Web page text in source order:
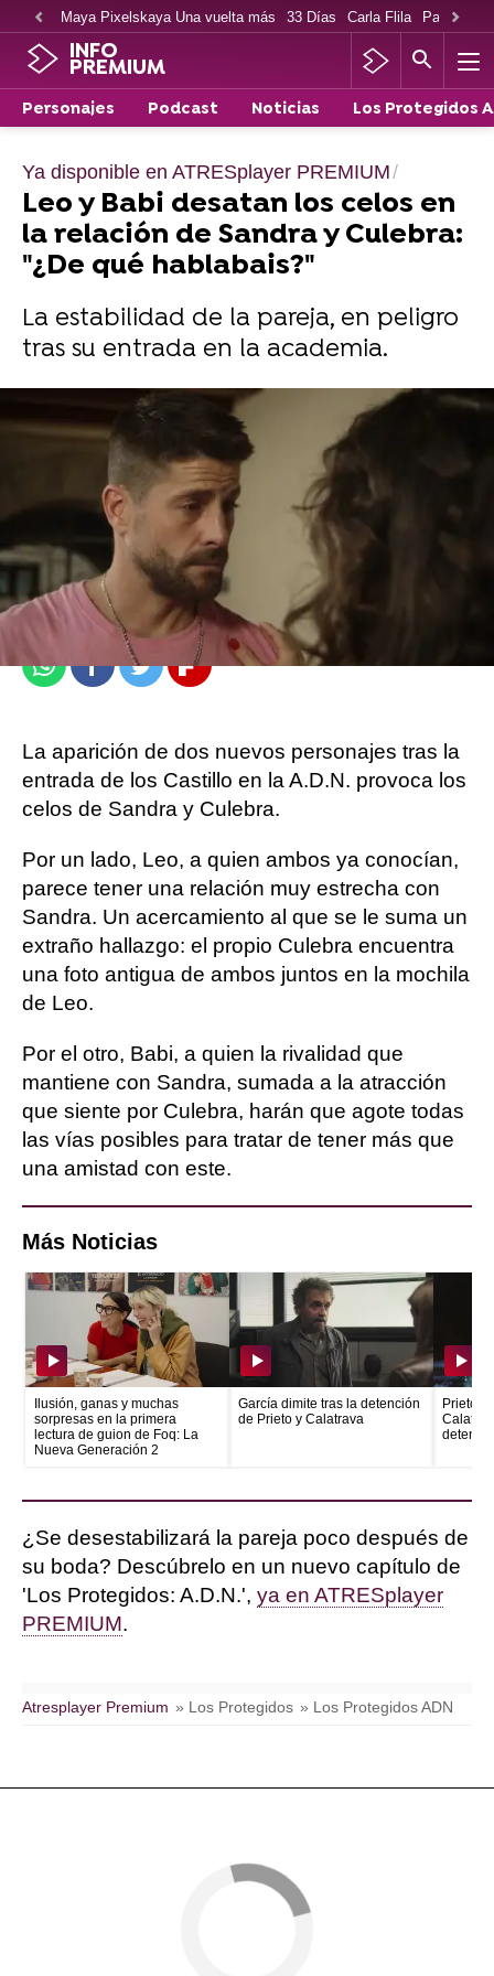
Maya Pixelskaya Una vuelta más 33 Días Carla Flila Paco
INFO
PREMIUM
Personajes Podcast Noticias Los Protegidos
Ya disponible en ATRESplayer PREMIUM
Leo y Babi desatan los celos en
la relación de Sandra y Culebra:
"¿De qué hablabais?"
La estabilidad de la pareja, en peligro
tras su entrada en la academia.
atresplayer
Publicado:01 de enero de 2023, 18:59
WhatsappFacebook
TwitterFlipboard
La aparición de dos nuevos personajes tras la
entrada de los Castillo en la A.D.N. provoca los
celos de Sandra y Culebra.
Por un lado, Leo, a quien ambos ya conocían,
parece tener una relación muy estrecha con
Sandra. Un acercamiento al que se le suma un
extraño hallazgo: el propio Culebra encuentra
una foto antigua de ambos juntos en la mochila
de Leo.
Por el otro, Babi, a quien la rivalidad que
mantiene con Sandra, sumada a la atracción
que siente por Culebra, harán que agote todas
las vías posibles para tratar de tener más que
una amistad con este.
Más Noticias
Ilusión, ganas y muchas
sorpresas en la primera
lectura de guion de Foq: La
Nueva Generación 2
García dimite tras la detención
de Prieto y Calatrava
Prieto
¿Se desestabilizará la pareja poco después de
su boda? Descúbrelo en un nuevo capítulo de
'Los Protegidos: A.D.N.', ya en ATRESplayer
PREMIUM.
Atresplayer Premium » Los Protegidos » Los Protegidos ADN